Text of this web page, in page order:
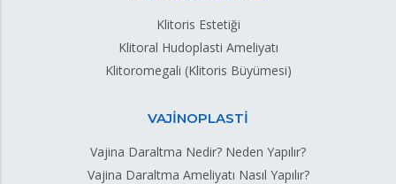
Klitoris Estetiği
Klitoral Hudoplasti Ameliyatı
Klitoromegali (Klitoris Büyümesi)
VAJİNOPLASTİ
Vajina Daraltma Nedir? Neden Yapılır?
Vajina Daraltma Ameliyatı Nasıl Yapılır?